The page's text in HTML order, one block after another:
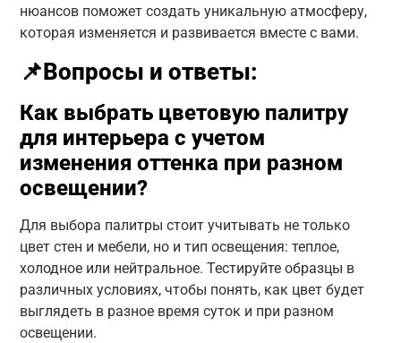
нюансов поможет создать уникальную атмосферу,
которая изменяется и развивается вместе с вами.
📌Вопросы и ответы:
Как выбрать цветовую палитру
для интерьера с учетом
изменения оттенка при разном
освещении?
Для выбора палитры стоит учитывать не только
цвет стен и мебели, но и тип освещения: теплое,
холодное или нейтральное. Тестируйте образцы в
различных условиях, чтобы понять, как цвет будет
выглядеть в разное время суток и при разном
освещении.